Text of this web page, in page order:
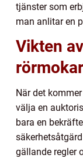
tjänster som
man anlitar en
Vikten
När det
välja en
bara en
gällande regler